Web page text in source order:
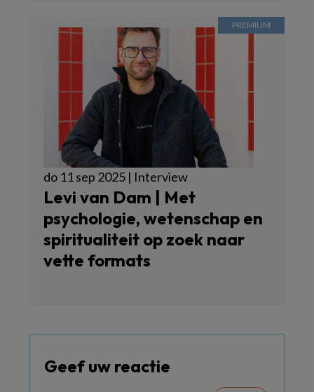
do 11 sep 2025 | Interview
Levi van Dam | Met
psychologie, wetenschap en
spiritualiteit op zoek naar
vette formats
Geef uw reactie